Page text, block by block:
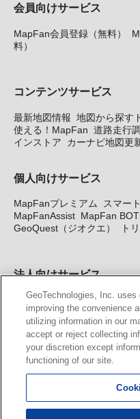
会員向けサービス
MapFan会員登録（無料）
料）
コンテンツサービス
最新地図情報 地図から探す
使える！MapFan 道路走行
インストア
カーナビ地図更
個人向けサービス
MapFanプレミアム
スマー
MapFanAssist MapFan BOT
GeoQuest（ジオクエ）
ト
法人向けサービス
法人向け地図・位置情報サ
図API Windows PC向け地図
サービス
MAP WORLD+
カーナビ地図更新サービ
MapFan スマートメンバーズ
KENWOOD MapFan Club
GeoTechnologies, Inc.
improving the convenience
utilizing information in our
accept or reject collecting
your discretion except
functioning of our site.